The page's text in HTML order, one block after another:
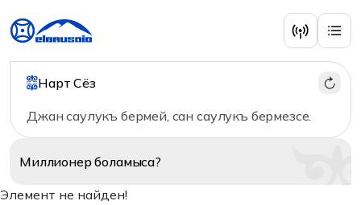
Нарт Сёз
Джан саулукъ бермей, сан саулукъ бермезсе.
Миллионерболамыса?
Элемент не найден!